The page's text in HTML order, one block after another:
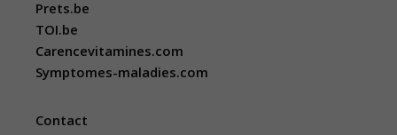
Prets.be
TOI.be
Carencevitamines.com
Symptomes-maladies.com
Contact